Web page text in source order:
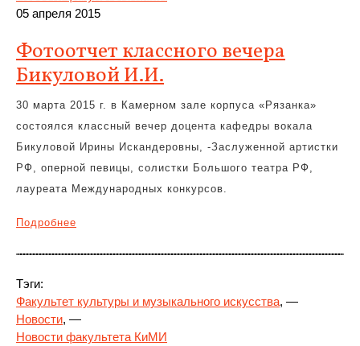
05 апреля 2015
Фотоотчет классного вечера
Бикуловой И.И.
30 марта 2015 г. в Камерном зале корпуса «Рязанка»
состоялся классный вечер доцента кафедры вокала
Бикуловой Ирины Искандеровны, -Заслуженной артистки
РФ, оперной певицы, солистки Большого театра РФ,
лауреата Международных конкурсов.
Подробнее
Тэги:
Факультет культуры и музыкального искусства, —
Новости, —
Новости факультета КиМИ